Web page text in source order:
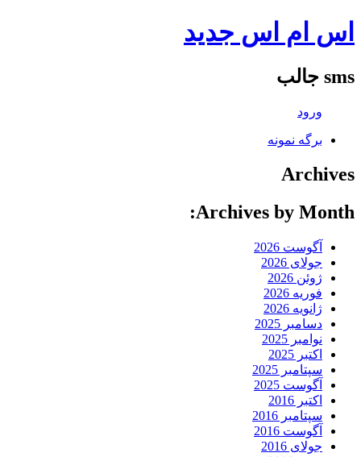
اس ام اس جدید
sms جالب
ورود
برگه نمونه
Archives
Archives by Month:
آگوست 2026
جولای 2026
ژوئن 2026
فوریه 2026
ژانویه 2026
دسامبر 2025
نوامبر 2025
اکتبر 2025
سپتامبر 2025
آگوست 2025
اکتبر 2016
سپتامبر 2016
آگوست 2016
جولای 2016